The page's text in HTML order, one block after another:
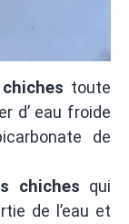
toute
d’ eau froide
de
chiches qui
de l’eau et